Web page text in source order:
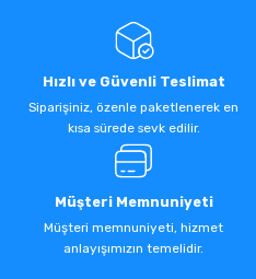
Hızlı ve Güvenli Teslimat
Siparişiniz, özenle paketlenerek en
kısa sürede sevk edilir.
Müşteri Memnuniyeti
Müşteri memnuniyeti, hizmet
anlayışımızın temelidir.